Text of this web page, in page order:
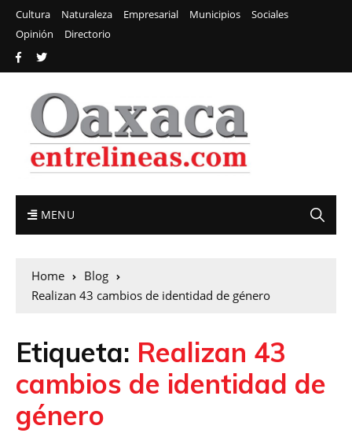
Cultura Naturaleza Empresarial Municipios
Sociales
Opinión
Directorio
MENU
Home
Blog
Realizan 43 cambios de identidad de género
Etiqueta: Realizan 43
cambios de identidad de
género